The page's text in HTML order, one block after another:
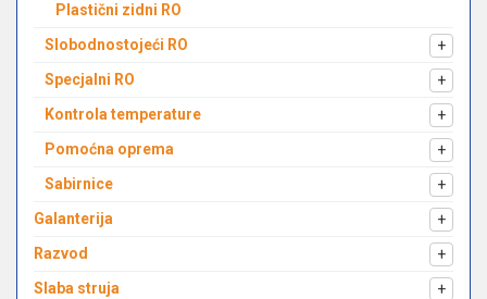
Plastični zidni RO
Slobodnostojeći RO
+
Specjalni RO
+
Kontrola temperature
+
Pomoćna oprema
+
Sabirnice
+
Galanterija
+
Razvod
+
Slaba struja
+